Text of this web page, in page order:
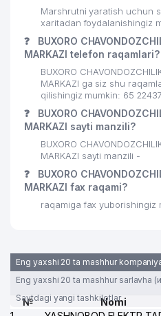
Marshrutni yaratish uchun
xaritadan foydalanishingiz
❓
BUXORO
MARKAZI telefon raqamlari?
BUXORO
MARKAZI ga siz shu
qilishingiz mumkin: 65
❓
BUXORO
MARKAZI sayti manzili?
BUXORO
MARKAZI sayti manzili -
❓
BUXORO
MARKAZI fax raqami?
raqamiga fax yuborishingiz
Eng yaxshi 20 ta mashhur
Eng yaxshi 20 ta mashhur sarlavha
Saytdagi yangi tashkilotlar
№
Nomi